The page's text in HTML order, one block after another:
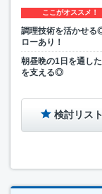
ここがオススメ！
調理技術を活かせる
ローあり！
朝昼晩の1日を通し
を支える◎
検討リス